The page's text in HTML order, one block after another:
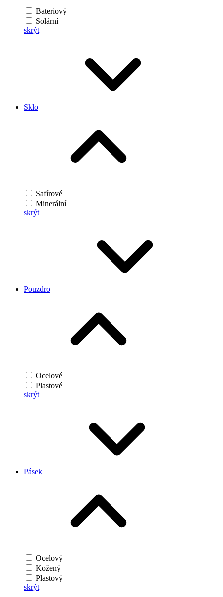
Bateriový
Solární
skrýt
Sklo
Safírové
Minerální
skrýt
Pouzdro
Ocelové
Plastové
skrýt
Pásek
Ocelový
Kožený
Plastový
skrýt